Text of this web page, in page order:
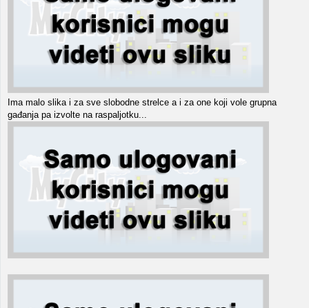
Ima malo slika i za sve slobodne strelce a i za one koji vole grupna
gađanja pa izvolte na raspaljotku...